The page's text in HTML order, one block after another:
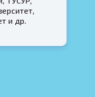
и др.